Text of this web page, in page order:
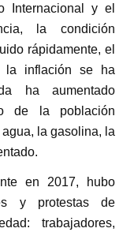
Internacional y el
la condición
rápidamente, el
la inflación se ha
ha aumentado
de la población
la gasolina, la
en 2017, hubo
y protestas de
trabajadores,